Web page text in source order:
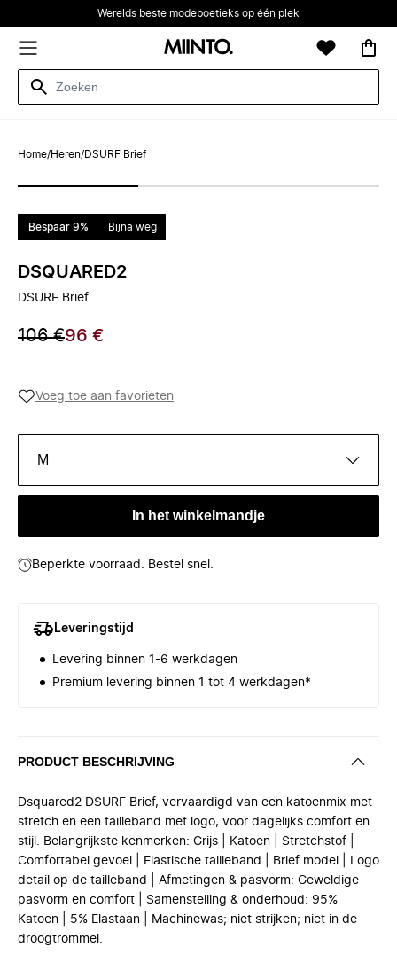
Werelds beste modeboetieks op één plek
Home/Heren/DSURF Brief
Bespaar 9% Bijna weg
DSQUARED2
DSURF Brief
106 €96 €
Voeg toe aan favorieten
M
In het winkelmandje
Beperkte voorraad. Bestel snel.
Leveringstijd
Levering binnen 1-6 werkdagen
Premium levering binnen 1 tot 4 werkdagen*
PRODUCT BESCHRIJVING
Dsquared2 DSURF Brief, vervaardigd van een katoenmix met
stretch en een tailleband met logo, voor dagelijks comfort en
stijl. Belangrijkste kenmerken: Grijs | Katoen | Stretchstof |
Comfortabel gevoel | Elastische tailleband | Brief model | Logo
detail op de tailleband | Afmetingen & pasvorm: Geweldige
pasvorm en comfort | Samenstelling & onderhoud: 95%
Katoen | 5% Elastaan | Machinewas; niet strijken; niet in de
droogtrommel.